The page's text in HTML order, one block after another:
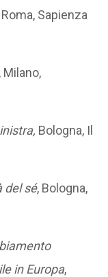
Roma, Sapienza
Milano,
Bologna, Il
del sé, Bologna,
in Europa,